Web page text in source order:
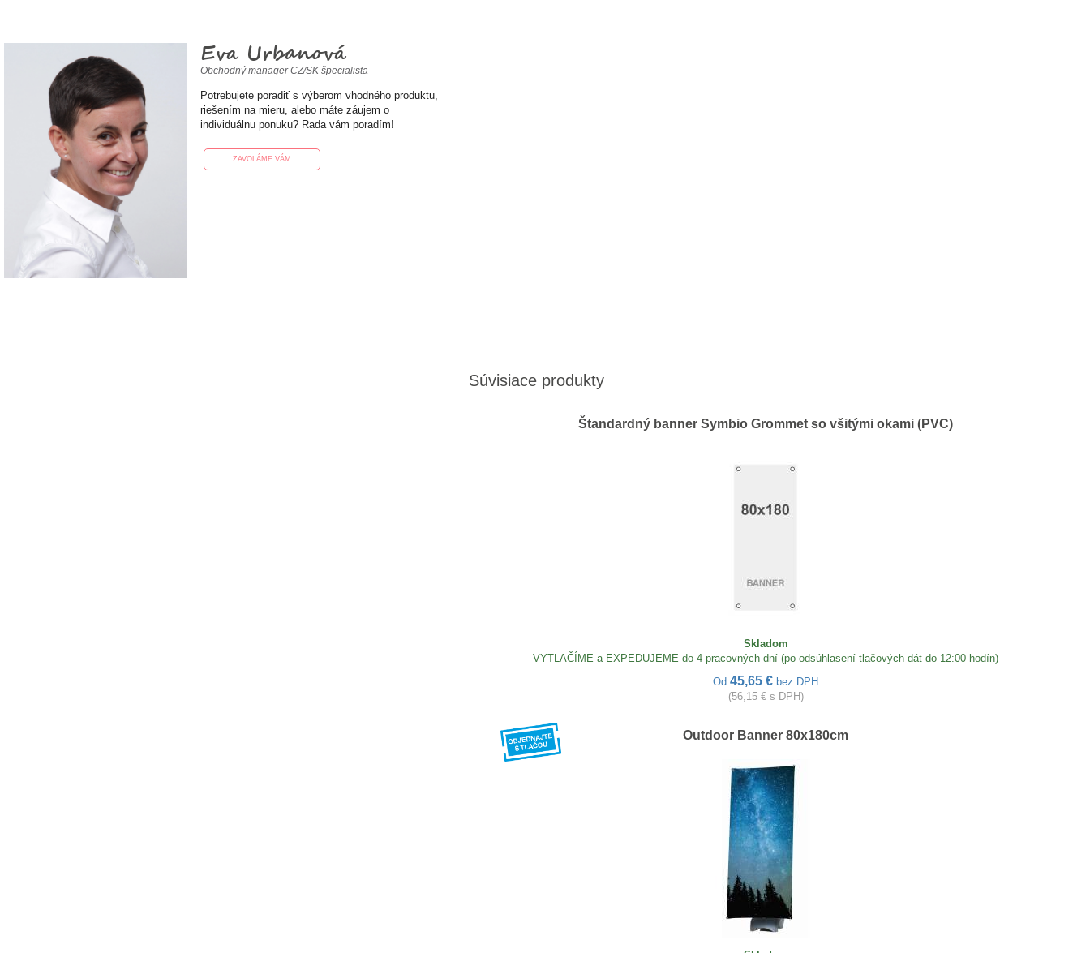
Eva Urbanová
Obchodný manager CZ/SK špecialista
Potrebujete poradiť s výberom vhodného produktu,
riešením na mieru, alebo máte záujem o
individuálnu ponuku? Rada vám poradím!
ZAVOLÁME VÁM
Súvisiace produkty
Štandardný banner Symbio Grommet so všitými okami (PVC)
Skladom
VYTLAČÍME a EXPEDUJEME do 4 pracovných dní (po odsúhlasení tlačových dát do 12:00 hodín)
Od45,65 €bez DPH
(56,15 € s DPH)
Outdoor Banner 80x180cm